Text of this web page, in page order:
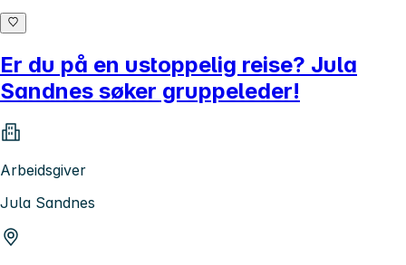
Er du på en ustoppelig reise? Jula
Sandnes søker gruppeleder!
Arbeidsgiver
Jula Sandnes